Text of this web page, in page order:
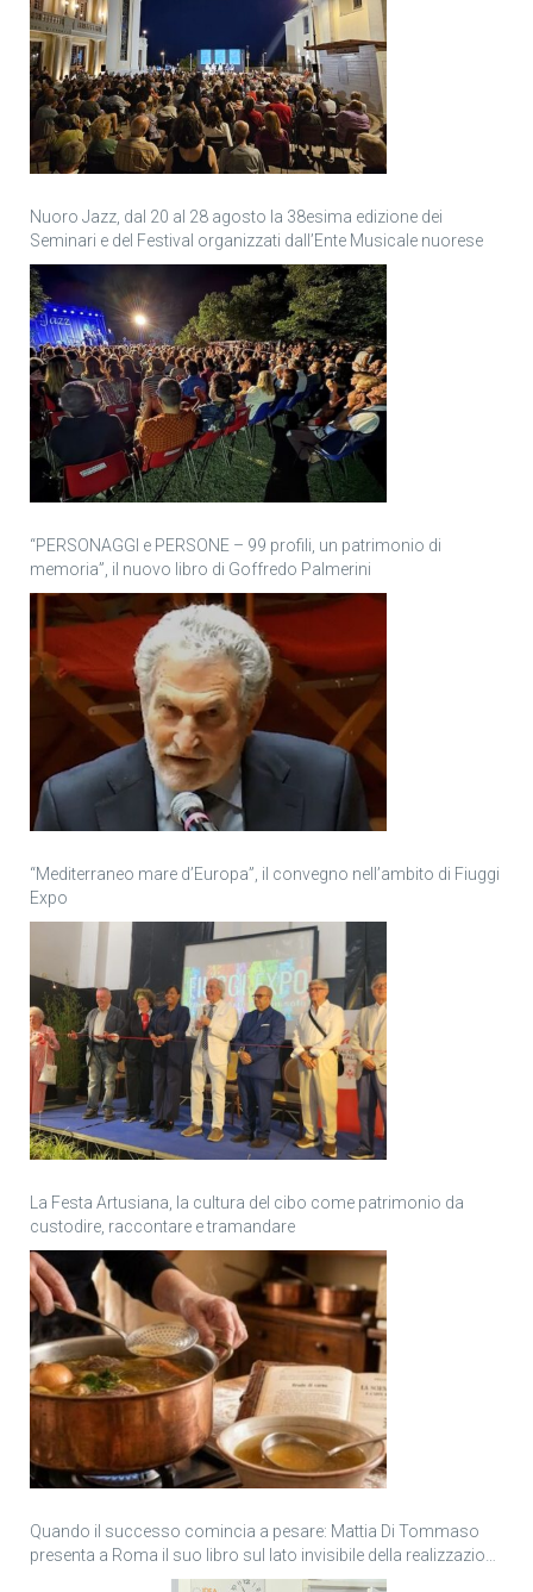
Nuoro Jazz, dal 20 al 28 agosto la 38esima edizione dei
Seminari e del Festival organizzati dall’Ente Musicale nuorese
“PERSONAGGI e PERSONE – 99 profili, un patrimonio di
memoria”, il nuovo libro di Goffredo Palmerini
“Mediterraneo mare d’Europa”, il convegno nell’ambito di Fiuggi
Expo
La Festa Artusiana, la cultura del cibo come patrimonio da
custodire, raccontare e tramandare
Quando il successo comincia a pesare: Mattia Di Tommaso
presenta a Roma il suo libro sul lato invisibile della realizzazione